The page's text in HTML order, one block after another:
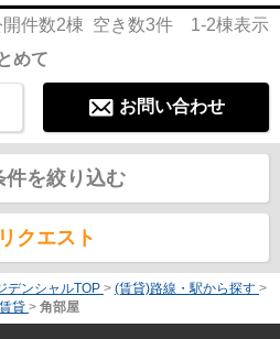
件数2棟 空き数3件 1-2棟表示
めて
お問い合わせ
件を絞り込む
クエスト
デンシャルTOP > (賃貸)路線・駅から探す >
貸 > 角部屋